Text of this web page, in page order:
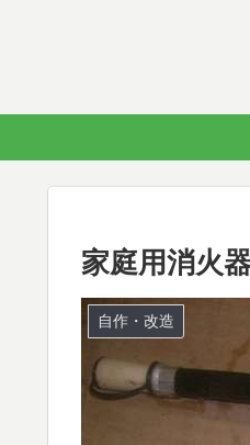
家庭用消火
自作・改造